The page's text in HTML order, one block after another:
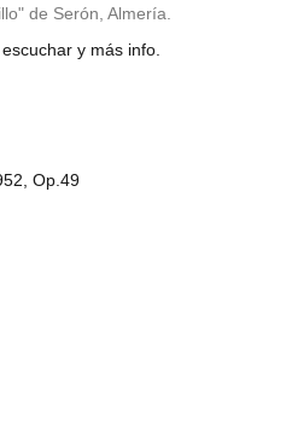
de Serón, Almería.
y más info.